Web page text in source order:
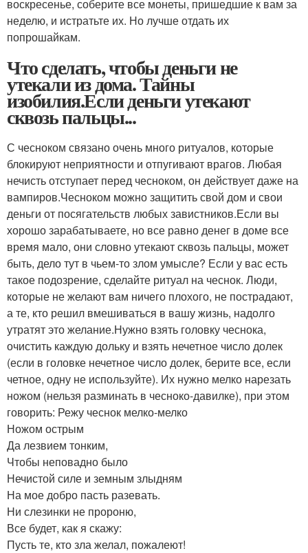
воскресенье, соберите все монеты, пришедшие к вам за
неделю, и истратьте их. Но лучше отдать их
попрошайкам.
Что сделать, чтобы деньги не
утекали из дома. Тайны
изобилия.Если деньги утекают
сквозь пальцы...
С чесноком связано очень много ритуалов, которые
блокируют неприятности и отпугивают врагов. Любая
нечисть отступает перед чесноком, он действует даже на
вампиров.Чесноком можно защитить свой дом и свои
деньги от посягательств любых завистников.Если вы
хорошо зарабатываете, но все равно денег в доме все
время мало, они словно утекают сквозь пальцы, может
быть, дело тут в чьем-то злом умысле? Если у вас есть
такое подозрение, сделайте ритуал на чеснок. Люди,
которые не желают вам ничего плохого, не пострадают,
а те, кто решил вмешиваться в вашу жизнь, надолго
утратят это желание.Нужно взять головку чеснока,
очистить каждую дольку и взять нечетное число долек
(если в головке нечетное число долек, берите все, если
четное, одну не используйте). Их нужно мелко нарезать
ножом (нельзя разминать в чесноко-давилке), при этом
говорить: Режу чеснок мелко-мелко
Ножом острым
Да лезвием тонким,
Чтобы неповадно было
Нечистой силе и земным злыдням
На мое добро пасть разевать.
Ни слезинки не пророню,
Все будет, как я скажу:
Пусть те, кто зла желал, пожалеют!